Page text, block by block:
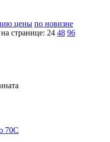
цены по новизне
странице: 24 48 96
70С